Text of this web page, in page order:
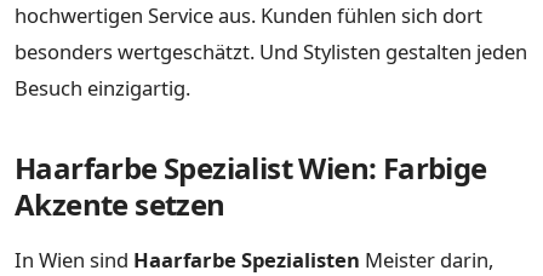
hochwertigen Service aus. Kunden fühlen sich dort
besonders wertgeschätzt. Und Stylisten gestalten jeden
Besuch einzigartig.
Haarfarbe Spezialist Wien: Farbige
Akzente setzen
In Wien sind Haarfarbe Spezialisten Meister darin,